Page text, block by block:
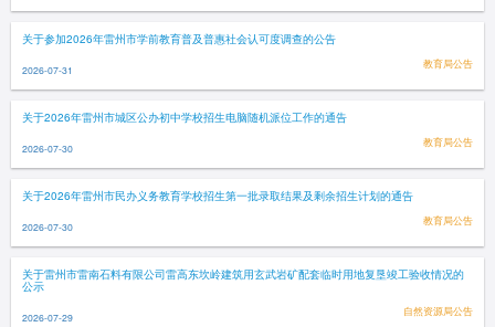
关于参加2026年雷州市学前教育普及普惠社会认可度调查的公告
2026-07-31 教育局公告
关于2026年雷州市城区公办初中学校招生电脑随机派位工作的通告
2026-07-30 教育局公告
关于2026年雷州市民办义务教育学校招生第一批录取结果及剩余招生计划的通告
2026-07-30 教育局公告
关于雷州市雷南石料有限公司雷高东坎岭建筑用玄武岩矿配套临时用地复垦竣工验收情况的
公示
2026-07-29 自然资源局公告